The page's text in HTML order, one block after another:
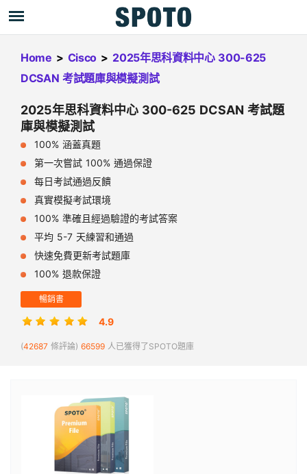
Home > Cisco > 2025年思科資料中心 300-625
DCSAN 考試題庫與模擬測試
2025年思科資料中心 300-625 DCSAN 考試題
庫與模擬測試
100% 涵蓋真題
第一次嘗試 100% 通過保證
每日考試通過反饋
真實模擬考試環境
100% 準確且經過驗證的考試答案
平均 5-7 天練習和通過
快速免費更新考試題庫
100% 退款保證
暢銷書
4.9
(42687 條評論) 66599 人已獲得了SPOTO題庫